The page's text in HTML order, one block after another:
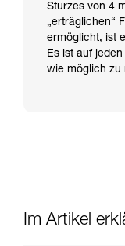
Sturzes von 4
„erträglichen“
ermöglicht, ist
Es ist auf
wie möglich zu
Im Artikel